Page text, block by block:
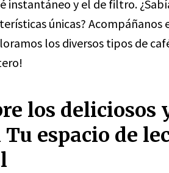
instantáneo y el de filtro.
únicas?
los diversos tipos de
los deliciosos
Tu espacio de